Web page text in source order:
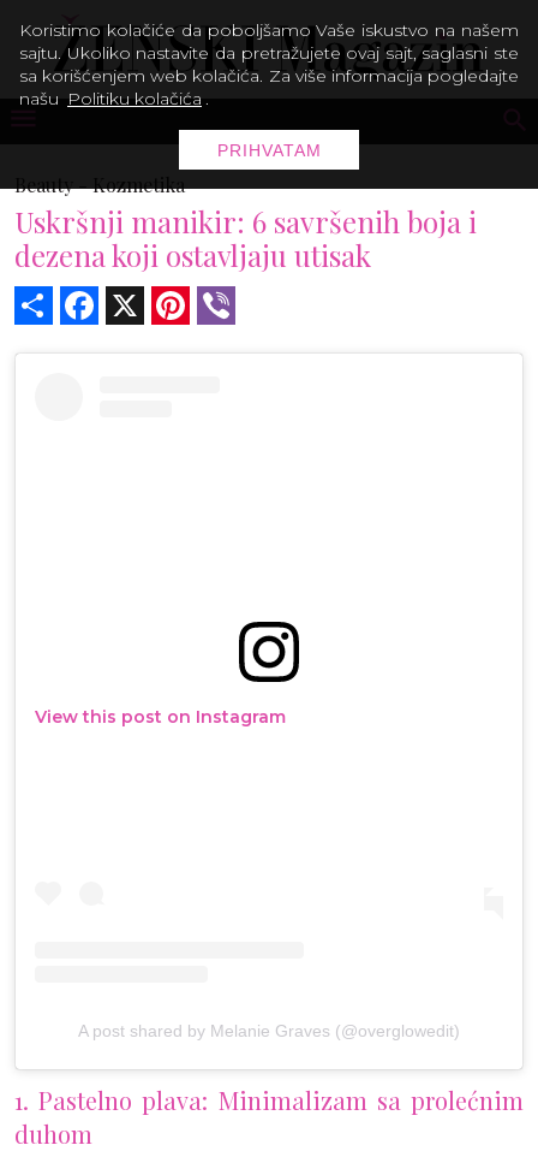
Beauty -Kozmetika
Uskršnji manikir: 6 savršenih boja i
dezena koji ostavljaju utisak
Share Facebook Pinterest
View this post on Instagram
A post shared by Melanie Graves (@overglowedit)
1. Pastelno plava: Minimalizam sa prolećnim
duhom
Koristimo kolačiće da poboljšamo Vaše iskustvo na našem
sajtu. Ukoliko nastavite da pretražujete ovaj sajt, saglasni ste
sa korišćenjem web kolačića. Za više informacija pogledajte
našu Politiku kolačića .
PRIHVATAM